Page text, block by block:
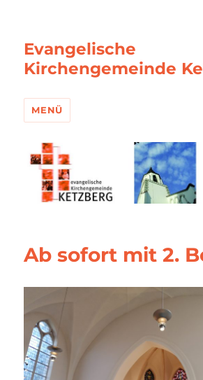
Evangelische
Kirchengemeinde
MENÜ
Ab sofort mit 2.